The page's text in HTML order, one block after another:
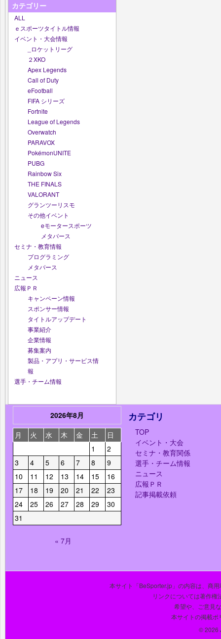
カテゴリー
ALL
ｅスポーツタイトル情報
イベント・大会情報
_ロケットリーグ
２XKO
Apex Legends
Call of Duty
eFootball
FIFA シリーズ
Fortnite
League of Legends
Overwatch
PARAVOX
PokémonUNITE
PUBG
Rainbow Six
THE FINALS
VALORANT
グランツーリスモ
その他イベント
eモータースポーツ
メタバース
セミナ・教育情報
プログラミング
メタバース
ニュース
広報ＰＲ
キャンペーン情報
スポンサー情報
タイトルアップデート
事業紹介
企業情報
募集案内
製品・アプリ・サービス情
報
選手・チーム情報
2026年8月
月
火 水 木 金 土
日
1
2
3
4 5 6 7 8
9
10
11 12 13 14 15
16
17
18 19 20 21 22
23
24
25 26 27 28 29
30
31
« 7月
カテゴリ
TOP
イベント・大会
セミナ・教育関係
選手・チーム情報
ニュース
広報ＰＲ
記事掲載依頼
本サイト「BeSporter.jp」の内容は、商
リンクについては著作権
希望や、ご意見
本サイトの掲載ポ
© 2026